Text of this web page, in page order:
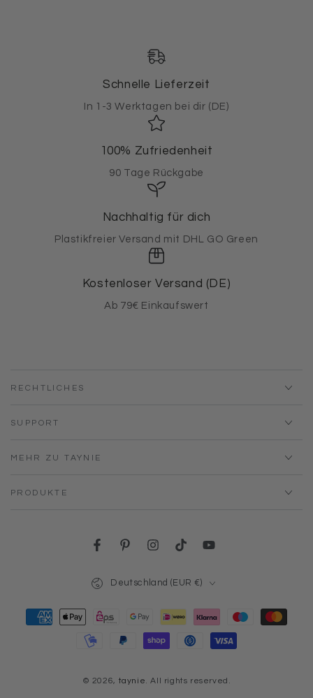
Schnelle Lieferzeit
In 1-3 Werktagen bei dir (DE)
100% Zufriedenheit
90 Tage Rückgabe
Nachhaltig für dich
Plastikfreier Versand mit DHL GO Green
Kostenloser Versand (DE)
Ab 79€ Einkaufswert
RECHTLICHES
SUPPORT
MEHR ZU TAYNIE
PRODUKTE
FacebookPinterestInstagram
TikTokYouTube
© 2026, taynie. All rights reserved.
Deutschland (EUR €)
Zahlungsmöglichkeiten